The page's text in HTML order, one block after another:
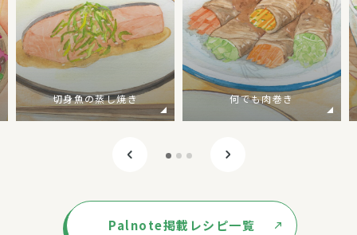
切身魚の蒸し焼き 何でも肉巻き
Palnote掲載レシピ一覧